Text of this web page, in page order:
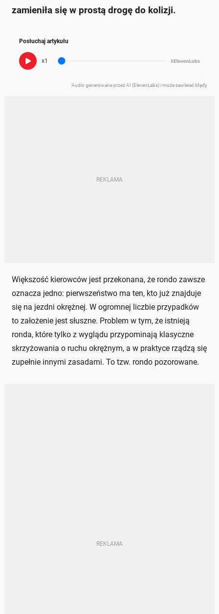
zamieniła się w prostą drogę do kolizji.
Posłuchaj artykułu
x1
Audio generowane przez AI (ElevenLabs) i może zawierać błędy
Większość kierowców jest przekonana, że rondo zawsze
oznacza jedno: pierwszeństwo ma ten, kto już znajduje
się na jezdni okrężnej. W ogromnej liczbie przypadków
to założenie jest słuszne. Problem w tym, że istnieją
ronda, które tylko z wyglądu przypominają klasyczne
skrzyżowania o ruchu okrężnym, a w praktyce rządzą się
zupełnie innymi zasadami. To tzw. rondo pozorowane.